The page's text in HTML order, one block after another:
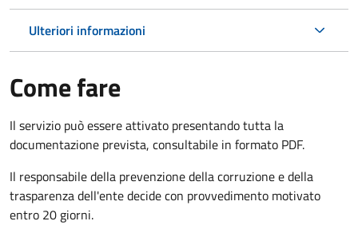
Ulteriori informazioni
Come fare
Il servizio può essere attivato presentando tutta la
documentazione prevista, consultabile in formato PDF.
Il responsabile della prevenzione della corruzione e della
trasparenza dell'ente decide con provvedimento motivato
entro 20 giorni.